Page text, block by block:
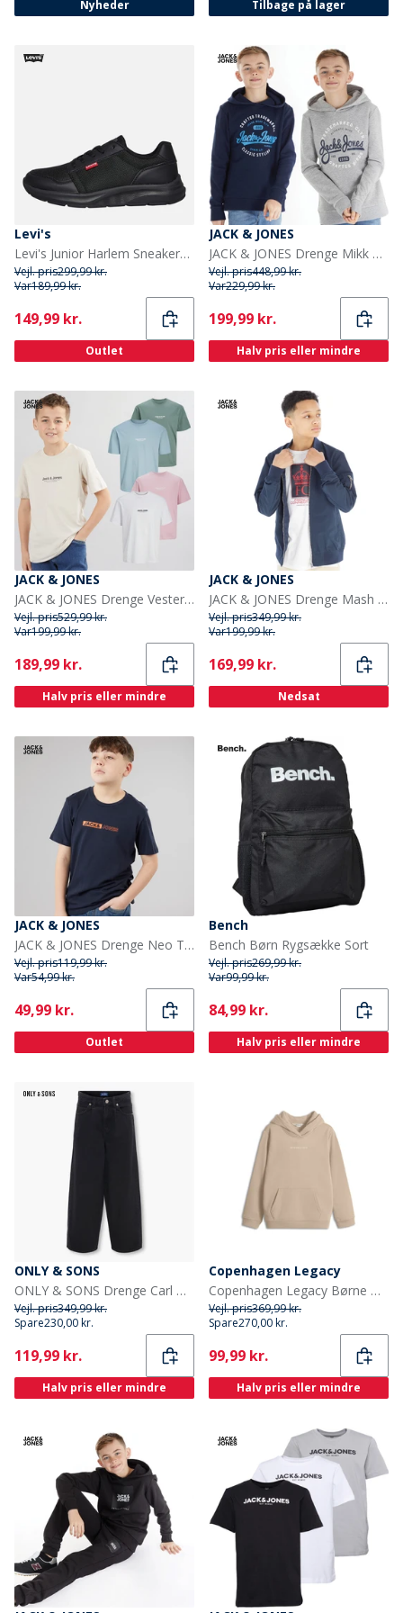
Nyheder Tilbage på lager
Levi's
Levi's Junior Harlem Sneakers Sort/Sort 0562 Black Black 0562
Vejl. pris299,99 kr.
Var189,99 kr.
Current
149,99 kr.
Outlet
JACK & JONES
JACK & JONES Drenge Mikk To-pak Hoodies Blå Blazer/Lysegrå Melange
Vejl. pris448,99 kr.
Var229,99 kr.
Current
199,99 kr.
Halv pris eller mindre
JACK & JONES
JACK & JONES Drenge Vesterbro Fem-pak Crew Neck T-shirts Bjerg Forår
Vejl. pris529,99 kr.
Var199,99 kr.
Current
189,99 kr.
Halv pris eller mindre
JACK & JONES
JACK & JONES Drenge Mash Bomberjakke Blå Blazer
Vejl. pris349,99 kr.
Var199,99 kr.
Current
169,99 kr.
Nedsat
JACK & JONES
JACK & JONES Drenge Neo T-shirt Sky Captain
Vejl. pris119,99 kr.
Var54,99 kr.
Current
49,99 kr.
Outlet
Bench
Bench Børn Rygsække Sort
Vejl. pris269,99 kr.
Var99,99 kr.
Current
84,99 kr.
Halv pris eller mindre
ONLY & SONS
ONLY & SONS Drenge Carl Ballon Fit Jeans Washed Black
Vejl. pris349,99 kr.
Spare230,00 kr.
Current
119,99 kr.
Halv pris eller mindre
Copenhagen Legacy
Copenhagen Legacy Børne Hoodie ørken
Vejl. pris369,99 kr.
Spare270,00 kr.
Current
99,99 kr.
Halv pris eller mindre